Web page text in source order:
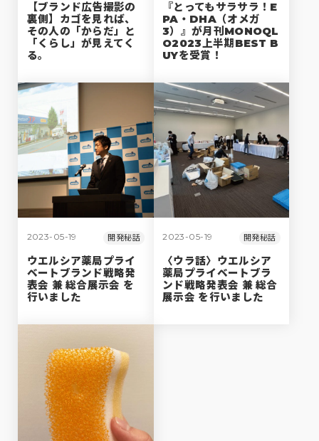
【ブランド広告撮影の
裏側】カゴを見れば、
その人の「からだ」と
「くらし」が見えてく
る。
『とってもサラサラ！E
PA・DHA（オメガ
3）』が月刊MONOQL
O2023上半期BEST B
UYを受賞！
2023-05-19 開発秘話
ウエルシア薬局プライ
ベートブランド戦略発
表会 兼 総合展示会 を
行いました
2023-05-19 開発秘話
〈ウラ話〉ウエルシア
薬局プライベートブラ
ンド戦略発表会 兼 総合
展示会 を行いました